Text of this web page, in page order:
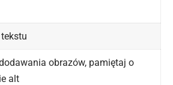
obrazów, pamiętaj o
alt